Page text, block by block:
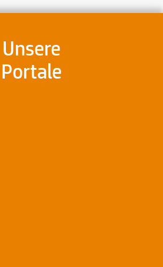
Unsere
Portale